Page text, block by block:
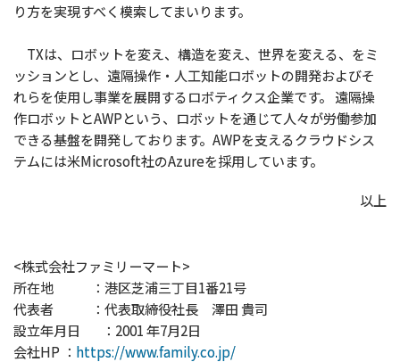
り方を実現すべく模索してまいります。
TXは、ロボットを変え、構造を変え、世界を変える、をミ
ッションとし、遠隔操作・人工知能ロボットの開発およびそ
れらを使用し事業を展開するロボティクス企業です。 遠隔操
作ロボットとAWPという、ロボットを通じて人々が労働参加
できる基盤を開発しております。AWPを支えるクラウドシス
テムには米Microsoft社のAzureを採用しています。
以上
<株式会社ファミリーマート>
所在地 ：港区芝浦三丁目1番21号
代表者 ：代表取締役社長 澤田 貴司
設立年月日 ：2001 年7月2日
会社HP ： https://www.family.co.jp/